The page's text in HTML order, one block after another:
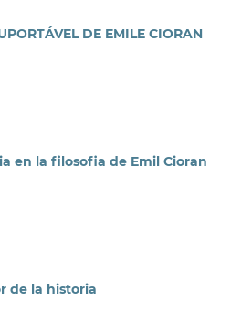
DE EMILE CIORAN
en la filosofia de Emil Cioran
de la historia